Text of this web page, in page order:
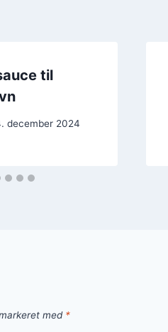
til
december 2024
med *